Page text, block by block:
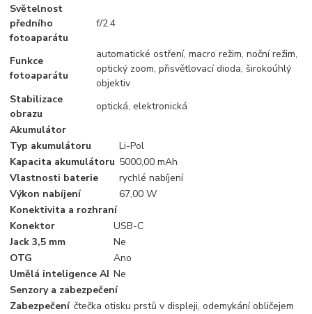
Světelnost
předního
fotoaparátu
f/2.4
Funkce
fotoaparátu
automatické ostření, macro režim, noční režim,
optický zoom, přisvětlovací dioda, širokoúhlý
objektiv
Stabilizace
obrazu
optická, elektronická
Akumulátor
Typ akumulátoru
Li-Pol
Kapacita akumulátoru 5000,00 mAh
Vlastnosti baterie
rychlé nabíjení
Výkon nabíjení
67,00 W
Konektivita a rozhraní
Konektor
USB-C
Jack 3,5 mm
Ne
OTG
Ano
Umělá inteligence AI Ne
Senzory a zabezpečení
Zabezpečení čtečka otisku prstů v displeji, odemykání obličejem